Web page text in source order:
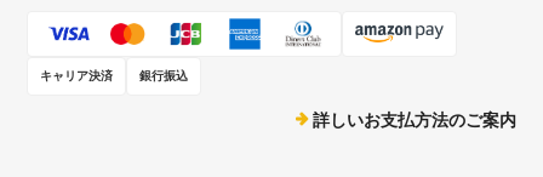
キャリア決済 銀行振込
詳しいお支払方法のご案内